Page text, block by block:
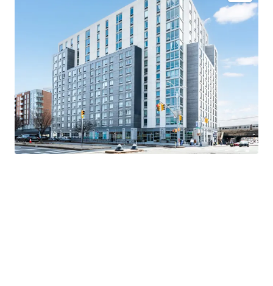
Newly constructed luxury asset
Direct Path to Upside
Significant discount to replacement cost
Comprehensive amenity package - 55,000+ SF
Valuable 421a tax abatement
Superior connectivity
Exceptional market fundamentals
K-5 Public School